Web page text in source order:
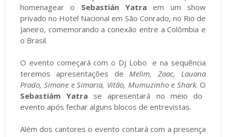
homenagear o Sebastián Yatraem um show
privado no Hotel Nacional em São Conrado, no Rio de
Janeiro, comemorando a conexão entre a Colômbia e
o Brasil.
O evento começará com o Dj Lobo e na sequência
teremos apresentações de Melim, Zaac, Lauana
Prado, Simone e Simaria, Vitão, Mumuzinho e Shark. O
Sebastiám Yatra se apresentará no meio do
evento após fechar alguns blocos de entrevistas.
Além dos cantores o evento contará com a presença